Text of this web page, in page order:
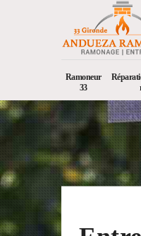
Ramoneur
33